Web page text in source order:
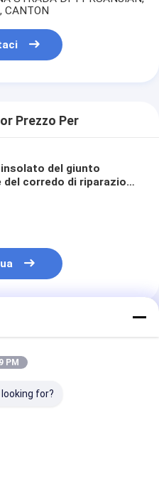
CANTON
Prezzo Per
del giunto
corredo di riparazione
PM
for?